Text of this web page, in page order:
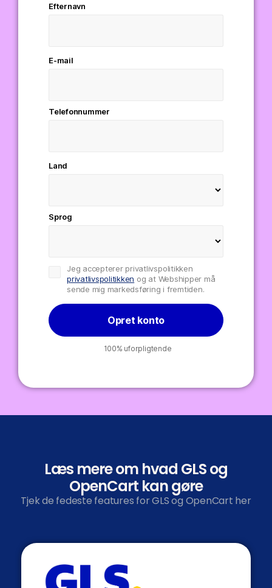
Efternavn
E-mail
Telefonnummer
Land
Sprog
Jeg accepterer privatlivspolitikken
privatlivspolitikken og at Webshipper må
sende mig markedsføring i fremtiden.
Opret konto
100% uforpligtende
Læs mere om hvad GLS og
OpenCart kan gøre
Tjek de fedeste features for GLS og OpenCart her